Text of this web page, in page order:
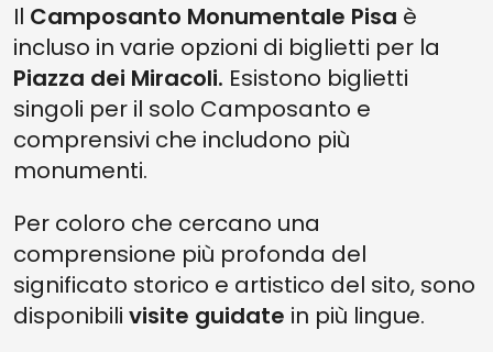
Il Camposanto Monumentale Pisa è
incluso in varie opzioni di biglietti per la
Piazza dei Miracoli. Esistono biglietti
singoli per il solo Camposanto e
comprensivi che includono più
monumenti.
Per coloro che cercano una
comprensione più profonda del
significato storico e artistico del sito, sono
disponibili visite guidate in più lingue.